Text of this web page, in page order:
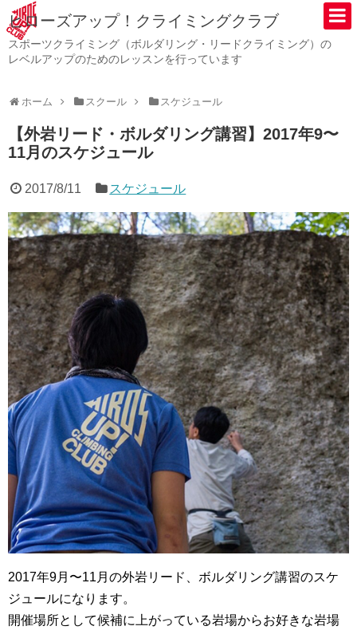
ヒローズアップ！クライミングクラブ
スポーツクライミング（ボルダリング・リードクライミング）の
レベルアップのためのレッスンを行っています
ホーム スクール スケジュール
【外岩リード・ボルダリング講習】2017年9〜
11月のスケジュール
2017/8/11 スケジュール
2017年9月〜11月の外岩リード、ボルダリング講習のスケ
ジュールになります。
開催場所として候補に上がっている岩場からお好きな岩場